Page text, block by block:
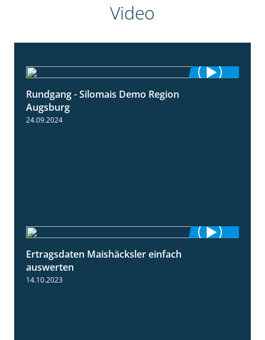
Video
Rundgang - Silomais Demo Region
Augsburg
24.09.2024
Ertragsdaten Maishäcksler einfach
auswerten
14.10.2023